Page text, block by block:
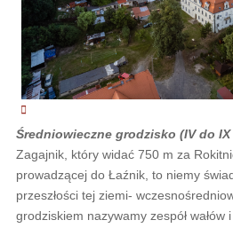
Średniowieczne grodzisko (IV do
Zagajnik, który widać 750 m za
prowadzącej do Łaźnik, to niemy
przeszłości tej ziemi-
grodziskiem nazywamy zespół wałów